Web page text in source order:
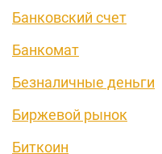
Банковский счет
Банкомат
Безналичные деньги
Биржевой рынок
Биткоин